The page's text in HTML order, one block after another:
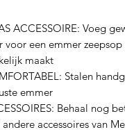
ACCESSOIRE: Voeg
voor een emmer
maakt
Stalen
emmer
Behaal nog
accessoires van